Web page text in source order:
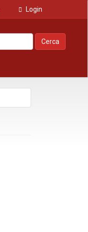
Login
Cerca